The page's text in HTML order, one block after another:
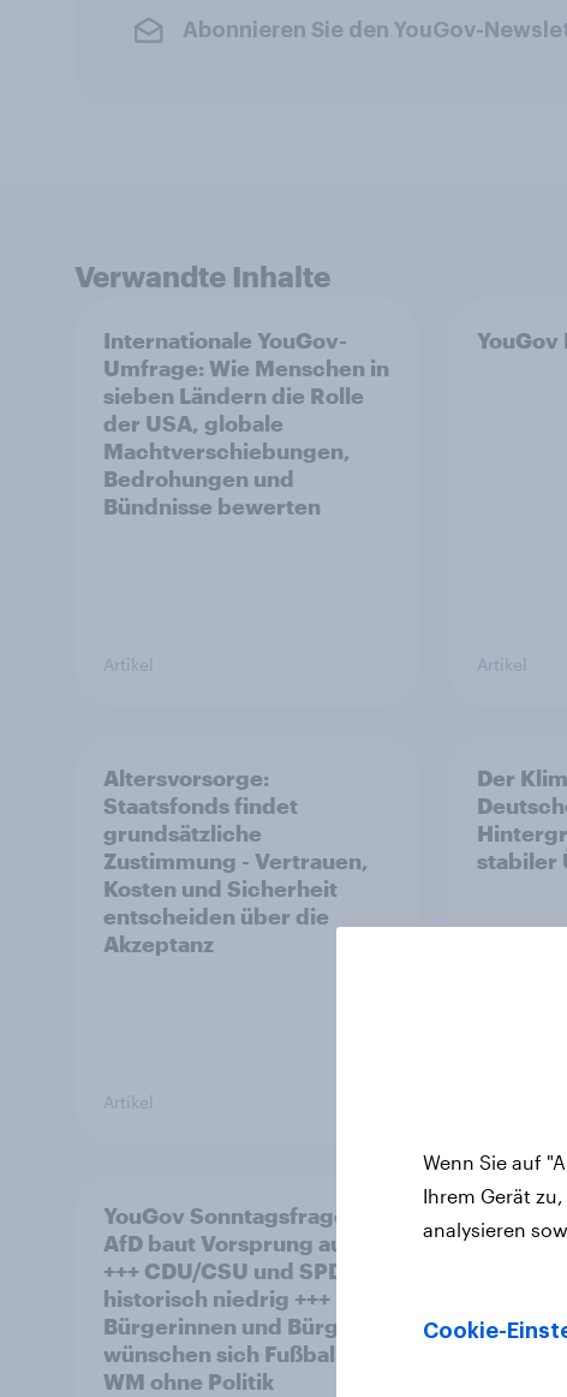
Abonnieren Sie den YouGov-
Verwandte Inhalte
Internationale YouGov-
Umfrage: Wie Menschen in
sieben Ländern die Rolle
der USA, globale
Machtverschiebungen,
Bedrohungen und
Bündnisse bewerten
Artikel
YouGov
Artikel
Altersvorsorge:
Staatsfonds findet
grundsätzliche
Zustimmung - Vertrauen,
Kosten und Sicherheit
entscheiden über die
Akzeptanz
Artikel
Der
stabiler
YouGov Sonntagsfrage:
AfD baut Vorsprung aus
+++ CDU/CSU und SPD
historisch niedrig +++
Bürgerinnen und Bürger
wünschen sich Fußball-
WM ohne Politik
Wenn Sie auf
Ihrem Gerät
analysieren
Cookie-